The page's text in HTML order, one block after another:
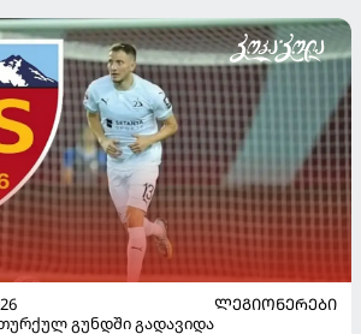
ᲚᲔᲒᲘᲝᲜᲔᲠᲔᲑᲘ
გუნდში გადავიდა